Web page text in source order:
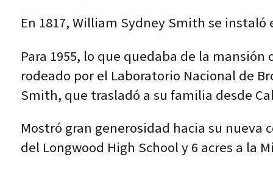
En 1817, William Sydney Smith se
Para 1955, lo que quedaba de la
rodeado por el Laboratorio Nacional de
Smith, que trasladó a su familia desde
Mostró gran generosidad hacia su
del Longwood High School y 6 acres a la